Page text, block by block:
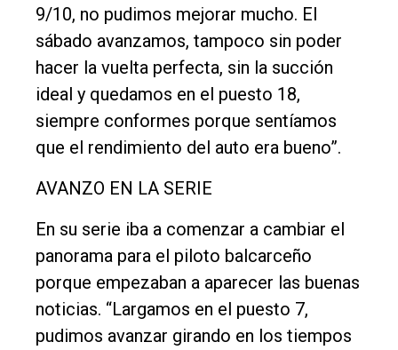
9/10, no pudimos mejorar mucho. El
sábado avanzamos, tampoco sin poder
hacer la vuelta perfecta, sin la succión
ideal y quedamos en el puesto 18,
siempre conformes porque sentíamos
que el rendimiento del auto era bueno”.
AVANZO EN LA SERIE
En su serie iba a comenzar a cambiar el
panorama para el piloto balcarceño
porque empezaban a aparecer las buenas
noticias. “Largamos en el puesto 7,
pudimos avanzar girando en los tiempos